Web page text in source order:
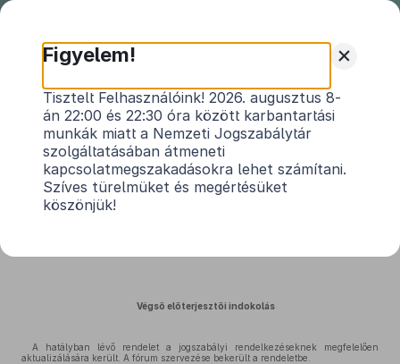
Ispánk Község Önkormányzata
Képviselő-testületének 2/2026. (II.
23.) önkormányzati rendeletének
indokolása
Közlönyállapot 2026. 02. 24.
Végső előterjesztői indokolás
A hatályban lévő rendelet a jogszabályi rendelkezéseknek megfelelően
aktualizálására került. A fórum szervezése bekerült a rendeletbe.
+
Figyelem!
Tisztelt Felhasználóink! 2026. augusztus 8-
án 22:00 és 22:30 óra között karbantartási
munkák miatt a Nemzeti Jogszabálytár
szolgáltatásában átmeneti
kapcsolatmegszakadásokra lehet számítani.
Szíves türelmüket és megértésüket
köszönjük!